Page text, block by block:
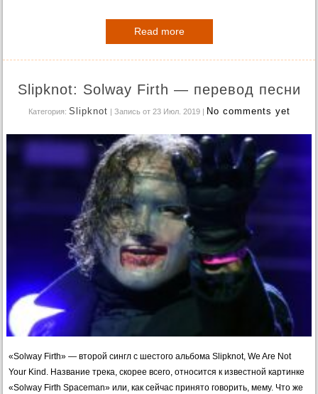
Read more
Slipknot: Solway Firth — перевод песни
Категория: Slipknot | Запись от 23 Июл. 2019 | No comments yet
«Solway Firth» — второй сингл с шестого альбома Slipknot, We Are Not
Your Kind. Название трека, скорее всего, относится к известной картинке
«Solway Firth Spaceman» или, как сейчас принято говорить, мему. Что же